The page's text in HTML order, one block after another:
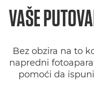
Fotoaparati/videokamere
Savjeti i tehnike
Česta pitanja
VAŠE
Bez obzira na to
napredni
pomoći da